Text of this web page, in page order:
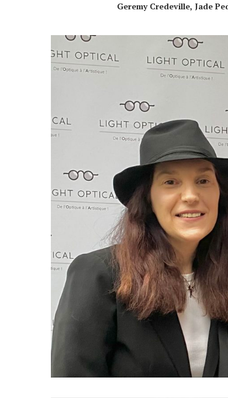
Geremy Credeville, Jade